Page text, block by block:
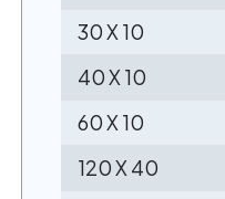
30 X 10
40 X 10
60 X 10
120 X 40